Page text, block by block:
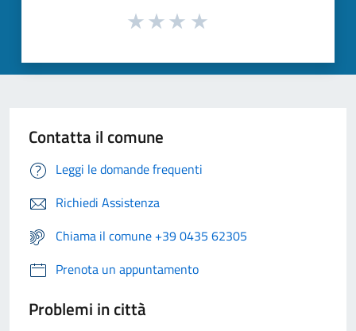
Contatta il comune
Leggi le domande frequenti
Richiedi Assistenza
Chiama il comune +39 0435 62305
Prenota un appuntamento
Problemi in città